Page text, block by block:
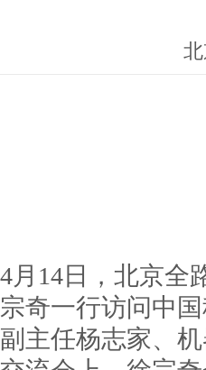
4月14日，北京全
宗奇一行访问中
副主任杨志家、